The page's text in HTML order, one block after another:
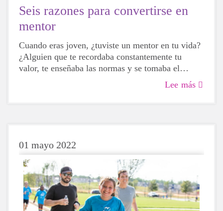
Seis razones para convertirse en
mentor
Cuando eras joven, ¿tuviste un mentor en tu vida?
¿Alguien que te recordaba constantemente tu
valor, te enseñaba las normas y se tomaba el
tiempo para escucharte? Si tu respuesta es
afirmativa, es probable que ahora mismo estés
Lee más
01 mayo 2022